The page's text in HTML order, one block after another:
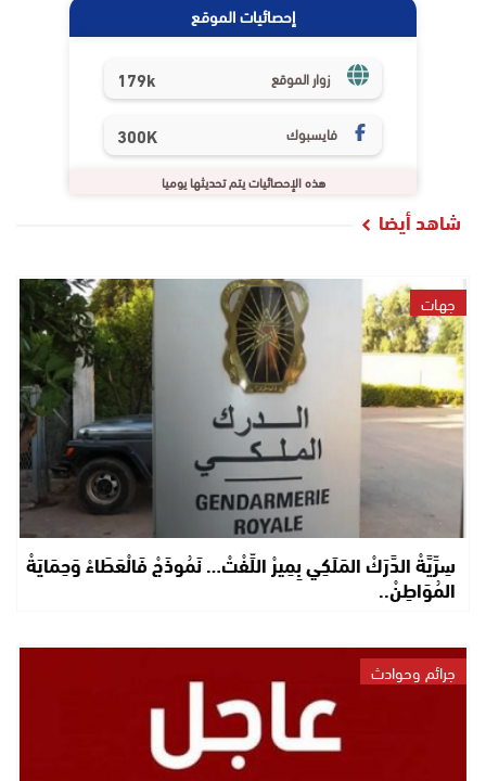
إحصائيات الموقع
زوار الموقع 179k
فايسبوك 300K
هذه الإحصائيات يتم تحديثها يوميا
شاهد أيضا
جهات
سِرِّيَّةْ الدَّرَكْ المَلَكِي بِمِيرْ اللِّفْتْ… نَمُوذَجْ فَالْعَطَاءْ وَحِمَايَةْ
المُوَاطِنْ..
جرائم وحوادث